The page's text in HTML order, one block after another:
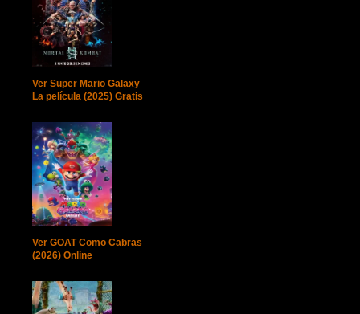
Ver Super Mario Galaxy
La película (2025) Gratis
Ver GOAT Como Cabras
(2026) Online